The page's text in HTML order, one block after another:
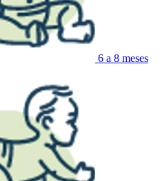
6 a 8 meses